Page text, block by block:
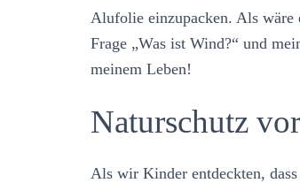
Alufolie einzupacken. Als wäre
Frage „Was ist Wind?“ und
meinem Leben!
Naturschutz
Als wir Kinder entdeckten,